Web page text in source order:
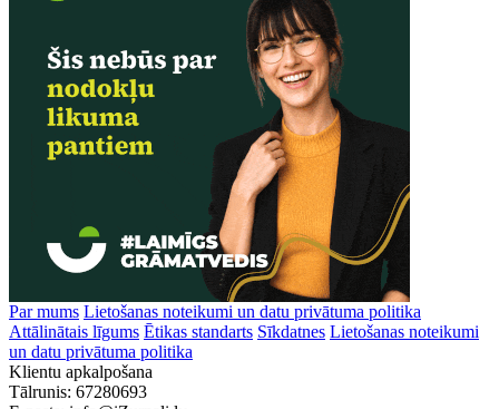
Par mums Lietošanas noteikumi un datu privātuma politika
Attālinātais līgums Ētikas standarts Sīkdatnes Lietošanas noteikumi
un datu privātuma politika
Klientu apkalpošana
Tālrunis: 67280693